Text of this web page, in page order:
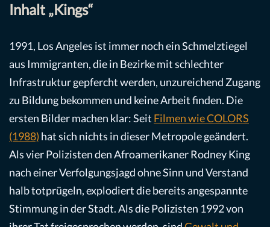
Inhalt „Kings“
1991, Los Angeles ist immer noch ein Schmelztiegel
aus Immigranten, die in Bezirke mit schlechter
Infrastruktur gepfercht werden, unzureichend Zugang
zu Bildung bekommen und keine Arbeit finden. Die
ersten Bilder machen klar: Seit Filmen wie COLORS
(1988) hat sich nichts in dieser Metropole geändert.
Als vier Polizisten den Afroamerikaner Rodney King
nach einer Verfolgungsjagd ohne Sinn und Verstand
halb totprügeln, explodiert die bereits angespannte
Stimmung in der Stadt. Als die Polizisten 1992 von